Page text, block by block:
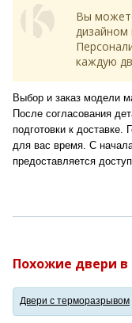
Вы
дизайном
каждую
Выбор и заказ модели
После согласования
подготовки к доставке.
для вас время. С
предоставляется
Похожие двери в
Двери с терморазрывом